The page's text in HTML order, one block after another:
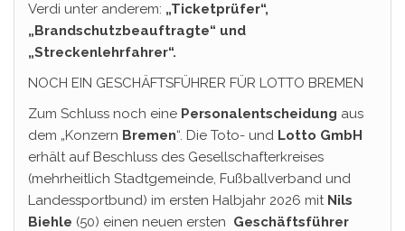
Verdi unter anderem: „Ticketprüfer“,
„Brandschutzbeauftragte“ und
„Streckenlehrfahrer“.
NOCH EIN GESCHÄFTSFÜHRER FÜR LOTTO BREMEN
Zum Schluss noch eine Personalentscheidung aus
dem „Konzern Bremen“. Die Toto- und Lotto GmbH
erhält auf Beschluss des Gesellschafterkreises
(mehrheitlich Stadtgemeinde, Fußballverband und
Landessportbund) im ersten Halbjahr 2026 mit Nils
Biehle (50) einen neuen ersten Geschäftsführer